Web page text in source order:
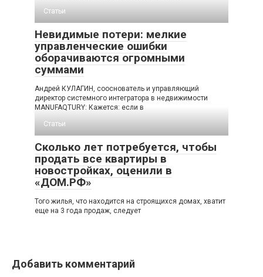
Статьи
Невидимые потери: мелкие
управленческие ошибки
оборачиваются огромными
суммами
Андрей КУЛАГИН, сооснователь и управляющий
директор системного интегратора в недвижимости
MANUFAQTURY: Кажется: если в
Статьи
Сколько лет потребуется, чтобы
продать все квартиры в
новостройках, оценили в
«ДОМ.РФ»
Того жилья, что находится на строящихся домах, хватит
еще на 3 года продаж, следует
Добавить комментарий